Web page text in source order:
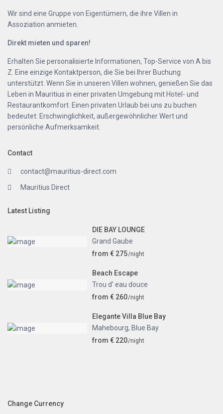
Wir sind eine Gruppe von Eigentümern, die ihre Villen in
Assoziation anmieten.
Direkt mieten und sparen!
Erhalten Sie personalisierte Informationen, Top-Service von A bis
Z. Eine einzige Kontaktperson, die Sie bei Ihrer Buchung
unterstützt. Wenn Sie in unseren Villen wohnen, genießen Sie das
Leben in Mauritius in einer privaten Umgebung mit Hotel- und
Restaurantkomfort. Einen privaten Urlaub bei uns zu buchen
bedeutet: Erschwinglichkeit, außergewöhnlicher Wert und
persönliche Aufmerksamkeit.
Contact
contact@mauritius-direct.com
Mauritius Direct
Latest Listing
DIE BAY LOUNGE
Grand Gaube
from € 275/night
Beach Escape
Trou d’ eau douce
from € 260/night
Elegante Villa Blue Bay
Mahebourg, Blue Bay
from € 220/night
Change Currency